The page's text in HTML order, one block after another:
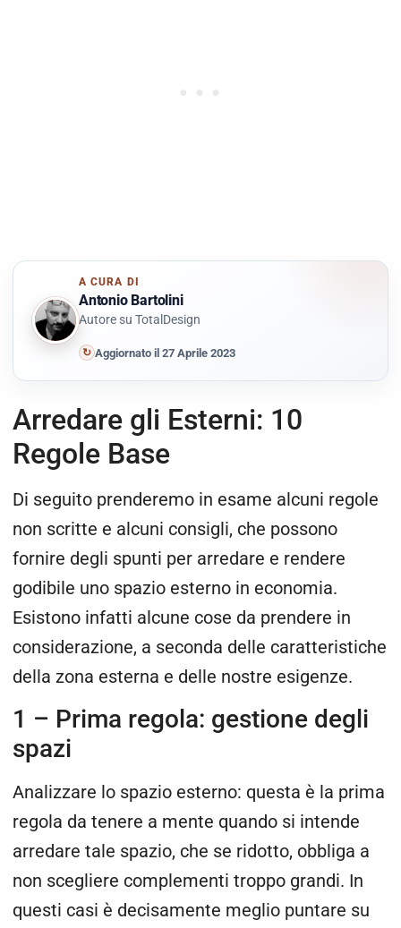
A CURA DI
Antonio Bartolini
Autore su TotalDesign
↻ Aggiornato il 27 Aprile 2023
Arredare gli Esterni: 10
Regole Base
Di seguito prenderemo in esame alcuni regole
non scritte e alcuni consigli, che possono
fornire degli spunti per arredare e rendere
godibile uno spazio esterno in economia.
Esistono infatti alcune cose da prendere in
considerazione, a seconda delle caratteristiche
della zona esterna e delle nostre esigenze.
1 – Prima regola: gestione degli
spazi
Analizzare lo spazio esterno: questa è la prima
regola da tenere a mente quando si intende
arredare tale spazio, che se ridotto, obbliga a
non scegliere complementi troppo grandi. In
questi casi è decisamente meglio puntare su